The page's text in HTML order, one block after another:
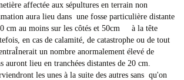
affectée aux sépultures en terrain non
aura lieu dans une fosse particulière distante
cm au moins sur les côtés et 50cm à la tête
en cas de calamité, de catastrophe ou de tout
un nombre anormalement élevé de
auront lieu en tranchées distantes de 20 cm.
les unes à la suite des autres sans qu'on